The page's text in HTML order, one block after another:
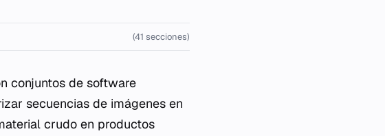
(41 secciones)
conjuntos de software
secuencias de imágenes en
crudo en productos